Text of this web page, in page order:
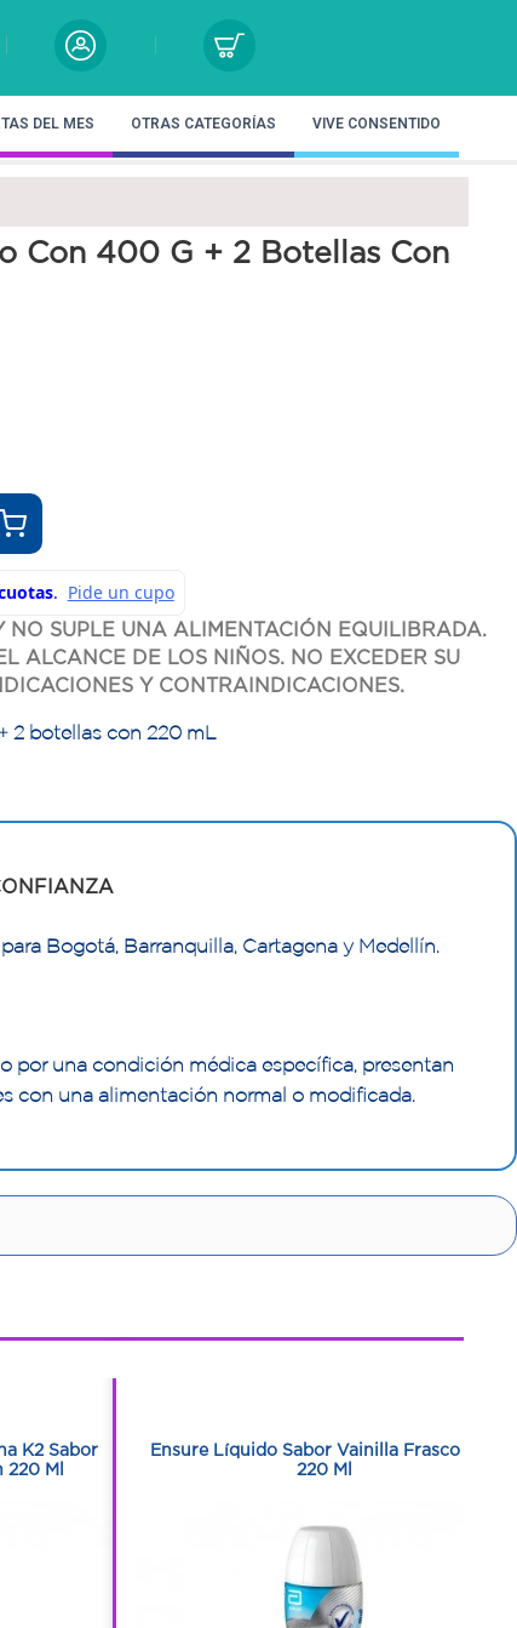
DEL MES OTRAS CATEGORÍAS VIVE CONSENTIDO
Con 400 G + 2 Botellas Con
NO SUPLE UNA ALIMENTACIÓN EQUILIBRADA.
ALCANCE DE LOS NIÑOS. NO EXCEDER SU
Y CONTRAINDICACIONES.
2 botellas con 220 mL
Bogotá, Barranquilla, Cartagena y Medellín.
por una condición médica específica, presentan
con una alimentación normal o modificada.
K2 Sabor
220 Ml
Ensure Líquido Sabor Vainilla Frasco Con
220 Ml